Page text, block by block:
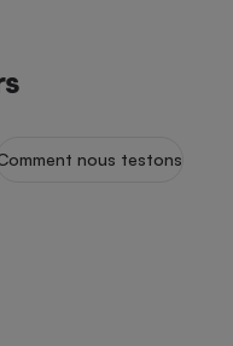
nous testons